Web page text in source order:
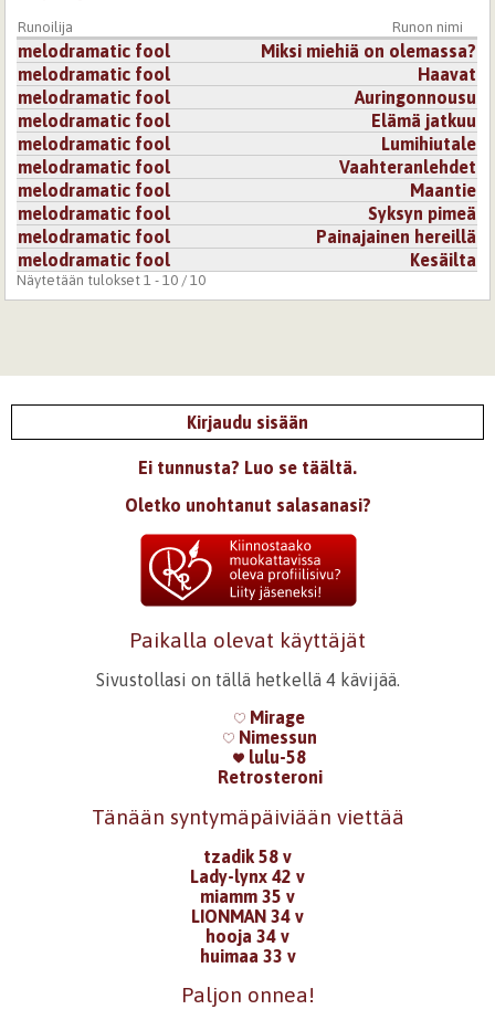
Runoilija Runon nimi
melodramatic fool
Miksi miehiä on olemassa?
melodramatic fool
Haavat
melodramatic fool
Auringonnousu
melodramatic fool
Elämä jatkuu
melodramatic fool
Lumihiutale
melodramatic fool
Vaahteranlehdet
melodramatic fool
Maantie
melodramatic fool
Syksyn pimeä
melodramatic fool
Painajainen hereillä
melodramatic fool
Kesäilta
Näytetään tulokset 1 - 10 / 10
Kirjaudu sisään
Ei tunnusta? Luo se täältä.
Oletko unohtanut salasanasi?
Paikalla olevat käyttäjät
Sivustollasi on tällä hetkellä 4 kävijää.
Mirage
Nimessun
lulu-58
Retrosteroni
Tänään syntymäpäiviään viettää
tzadik 58 v
Lady-lynx 42 v
miamm 35 v
LIONMAN 34 v
hooja 34 v
huimaa 33 v
Paljon onnea!